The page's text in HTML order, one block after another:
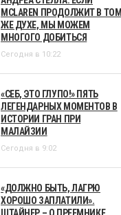
MCLAREN ПРОДОЛЖИТ В ТОМ
ЖЕ ДУХЕ, МЫ МОЖЕМ
МНОГОГО ДОБИТЬСЯ
Сегодня в 10:22
«СЕБ, ЭТО ГЛУПО!» ПЯТЬ
ЛЕГЕНДАРНЫХ МОМЕНТОВ В
ИСТОРИИ ГРАН ПРИ
МАЛАЙЗИИ
Сегодня в 9:02
«ДОЛЖНО БЫТЬ, ЛАГРЮ
ХОРОШО ЗАПЛАТИЛИ».